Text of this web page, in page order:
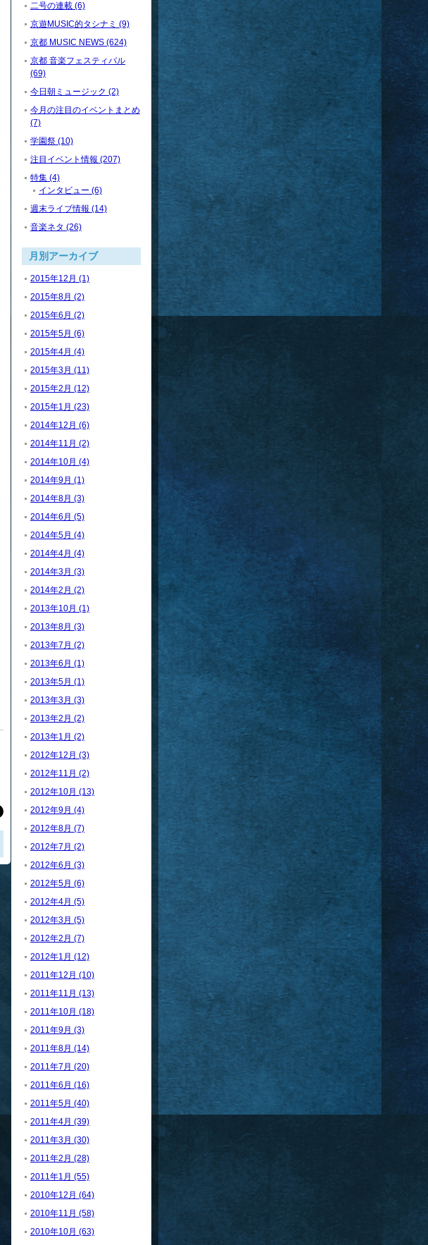
二号の連載 (6)
京遊MUSIC的タシナミ (9)
京都 MUSIC NEWS (624)
京都 音楽フェスティバル
(69)
今日朝ミュージック (2)
今月の注目のイベントまとめ
(7)
学園祭 (10)
注目イベント情報 (207)
特集 (4)
インタビュー (6)
週末ライブ情報 (14)
音楽ネタ (26)
月別アーカイブ
2015年12月 (1)
2015年8月 (2)
2015年6月 (2)
2015年5月 (6)
2015年4月 (4)
2015年3月 (11)
2015年2月 (12)
2015年1月 (23)
2014年12月 (6)
2014年11月 (2)
2014年10月 (4)
2014年9月 (1)
2014年8月 (3)
2014年6月 (5)
2014年5月 (4)
2014年4月 (4)
2014年3月 (3)
2014年2月 (2)
2013年10月 (1)
2013年8月 (3)
2013年7月 (2)
2013年6月 (1)
2013年5月 (1)
2013年3月 (3)
2013年2月 (2)
2013年1月 (2)
2012年12月 (3)
2012年11月 (2)
2012年10月 (13)
2012年9月 (4)
2012年8月 (7)
2012年7月 (2)
2012年6月 (3)
2012年5月 (6)
2012年4月 (5)
2012年3月 (5)
2012年2月 (7)
2012年1月 (12)
2011年12月 (10)
2011年11月 (13)
2011年10月 (18)
2011年9月 (3)
2011年8月 (14)
2011年7月 (20)
2011年6月 (16)
2011年5月 (40)
2011年4月 (39)
2011年3月 (30)
2011年2月 (28)
2011年1月 (55)
2010年12月 (64)
2010年11月 (58)
2010年10月 (63)